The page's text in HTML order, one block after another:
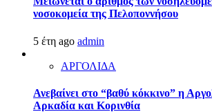
νοσοκομεία της Πελοποννήσου
5 έτη ago admin
ΑΡΓΟΛΙΔΑ
Ανεβαίνει στο “βαθύ κόκκινο” η
Αρκαδία και Κορινθία